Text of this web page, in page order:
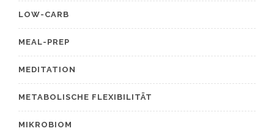
LOW-CARB
MEAL-PREP
MEDITATION
METABOLISCHE FLEXIBILITÄT
MIKROBIOM